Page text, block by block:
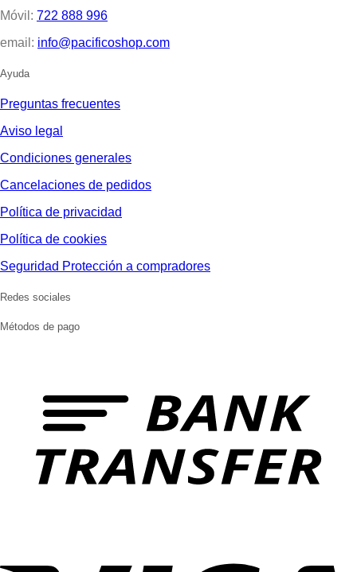
Móvil: 722 888 996
email: info@pacificoshop.com
Ayuda
Preguntas frecuentes
Aviso legal
Condiciones generales
Cancelaciones de pedidos
Política de privacidad
Política de cookies
Seguridad Protección a compradores
Redes sociales
Métodos de pago